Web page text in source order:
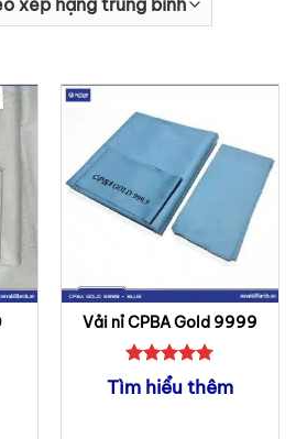
Vải nỉ CPBA Gold 9999
Được xếp
hạng55
Tìm hiểu thêm